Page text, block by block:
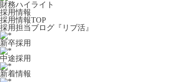
財務ハイライト
採用情報
採用情報TOP
採用担当ブログ『リブ活』
新卒採用
中途採用
新着情報